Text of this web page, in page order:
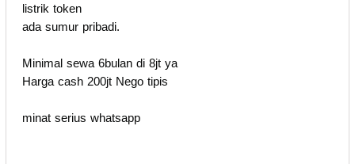
listrik token
ada sumur pribadi.
Minimal sewa 6bulan di 8jt ya
Harga cash 200jt Nego tipis
minat serius whatsapp